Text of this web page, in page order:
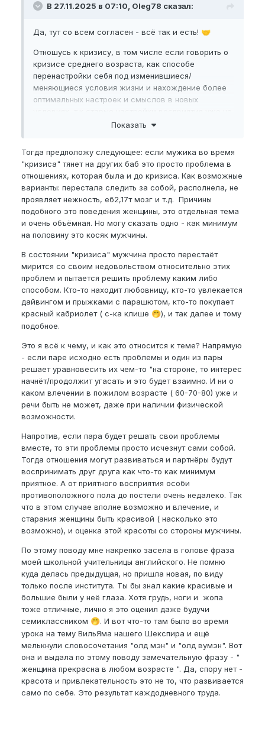
В 27.11.2025 в 07:10, Oleg78 сказал:
Да, тут со всем согласен - всё так и есть! 🤝
Отношусь к кризису, в том числе если говорить о
кризисе среднего возраста, как способе
перенастройки себя под изменившиеся/
меняющиеся условия жизни и нахождение более
оптимальных настроек и смыслов в новых
актуальны/ не работают/ работают не так.
Показать
Тогда предположу следующее: если мужика во время
"кризиса" тянет на других баб это просто проблема в
отношениях, которая была и до кризиса. Как возможные
варианты: перестала следить за собой, располнела, не
проявляет нежность, еб2,17т мозг и т.д. Причины
подобного это поведения женщины, это отдельная тема
и очень объёмная. Но могу сказать одно - как минимум
на половину это косяк мужчины.
В состоянии "кризиса" мужчина просто перестаёт
мирится со своим недовольством относительно этих
проблем и пытается решить проблему каким либо
способом. Кто-то находит любовницу, кто-то увлекается
дайвингом и прыжками с парашютом, кто-то покупает
красный кабриолет ( с-ка клише 🤭), и так далее и тому
подобное.
Это я всё к чему, и как это относится к теме? Напрямую
- если паре исходно есть проблемы и один из пары
решает уравновесить их чем-то "на стороне, то интерес
начнёт/продолжит угасать и это будет взаимно. И ни о
каком влечении в пожилом возрасте ( 60-70-80) уже и
речи быть не может, даже при наличии физической
возможности.
Напротив, если пара будет решать свои проблемы
вместе, то эти проблемы просто исчезнут сами собой.
Тогда отношения могут развиваться и партнёры будут
воспринимать друг друга как что-то как минимум
приятное. А от приятного восприятия особи
противоположного пола до постели очень недалеко. Так
что в этом случае вполне возможно и влечение, и
старания женщины быть красивой ( насколько это
возможно), и оценка этой красоты со стороны мужчины.
По этому поводу мне накрепко засела в голове фраза
моей школьной учительницы английского. Не помню
куда делась предыдущая, но пришла новая, по виду
только после института. Ты бы знал какие красивые и
большие были у неё глаза. Хотя грудь, ноги и жопа
тоже отличные, лично я это оценил даже будучи
семиклассником 🤭. И вот что-то там было во время
урока на тему ВильЯма нашего Шекспира и ещё
мелькнули словосочетания "олд мэн" и "олд вумэн". Вот
она и выдала по этому поводу замечательную фразу - "
женщина прекрасна в любом возрасте ". Да, спору нет -
красота и привлекательность это не то, что развивается
само по себе. Это результат каждодневного труда.